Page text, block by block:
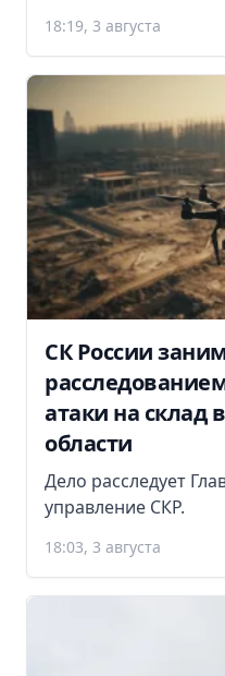
18:19, 3 августа
СК России
атаки на склад
области
Дело расследует
управление СКР.
18:03, 3 августа